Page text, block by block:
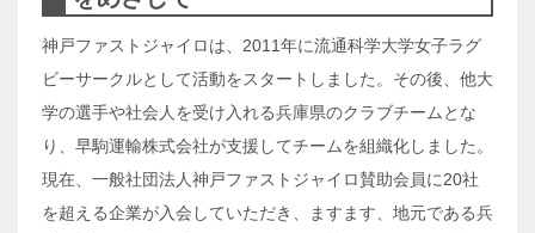
神戸ファストジャイロは、2011年に流通科学大学女子ラグ
ビーサークルとして活動をスタートしました。その後、他大
学の選手や社会人を受け入れる兵庫県のクラブチームとな
り、早駒運輸株式会社が支援してチームを組織化しました。
現在、一般社団法人神戸ファストジャイロ賛助会員に20社
を超える企業が入会していただき、ますます、地元である兵